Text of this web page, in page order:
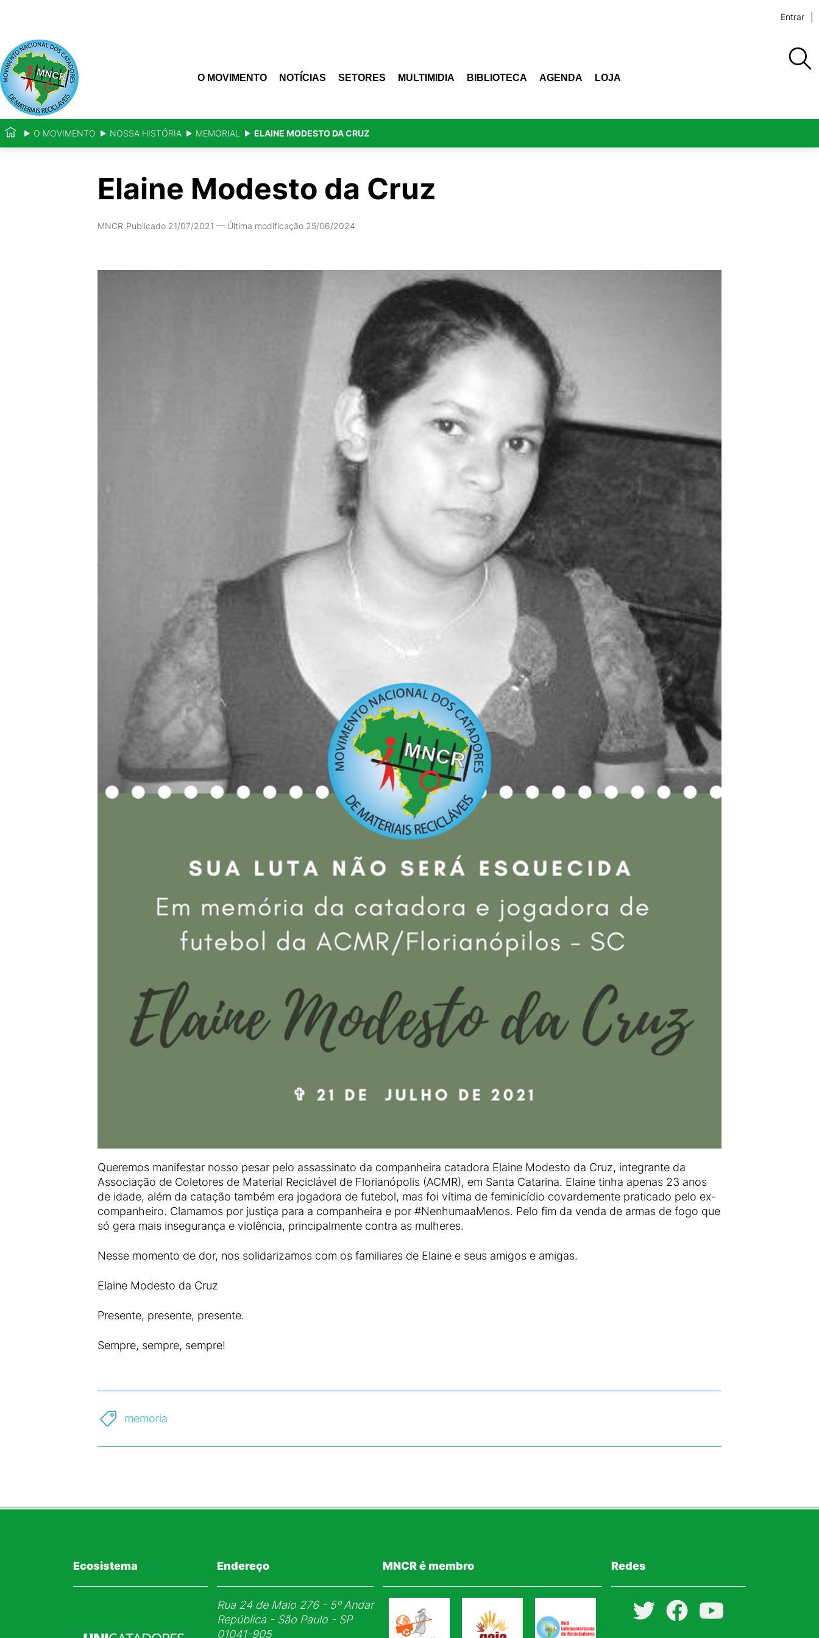
Entrar
O MOVIMENTO NOTÍCIAS SETORES MULTIMIDIA BIBLIOTECA AGENDA LOJA
O MOVIMENTO NOSSA HISTÓRIA MEMORIAL ELAINE MODESTO DA CRUZ
Elaine Modesto da Cruz
MNCR Publicado 21/07/2021 — Última modificação 25/06/2024
Queremos manifestar nosso pesar pelo assassinato da companheira catadora Elaine Modesto da Cruz, integrante da
Associação de Coletores de Material Reciclável de Florianópolis (ACMR), em Santa Catarina. Elaine tinha apenas 23 anos
de idade, além da catação também era jogadora de futebol, mas foi vítima de feminicídio covardemente praticado pelo ex-
companheiro. Clamamos por justiça para a companheira e por #NenhumaaMenos. Pelo fim da venda de armas de fogo que
só gera mais insegurança e violência, principalmente contra as mulheres.
Nesse momento de dor, nos solidarizamos com os familiares de Elaine e seus amigos e amigas.
Elaine Modesto da Cruz
Presente, presente, presente.
Sempre, sempre, sempre!
memoria
Ecosistema Endereço
Rua 24 de Maio 276 - 5ᵒ Andar
República - São Paulo - SP
01041-905
MNCR é membro Redes